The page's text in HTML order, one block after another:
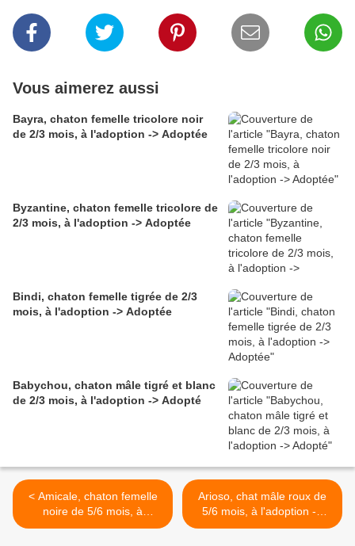
Vous aimerez aussi
Bayra, chaton femelle tricolore noir
de 2/3 mois, à l'adoption -> Adoptée
Byzantine, chaton femelle tricolore de
2/3 mois, à l'adoption -> Adoptée
Bindi, chaton femelle tigrée de 2/3
mois, à l'adoption -> Adoptée
Babychou, chaton mâle tigré et blanc
de 2/3 mois, à l'adoption -> Adopté
< Amicale, chaton femelle
noire de 5/6 mois, à
l'adoption -> adoptée
Arioso, chat mâle roux de
5/6 mois, à l'adoption ->
adopté >